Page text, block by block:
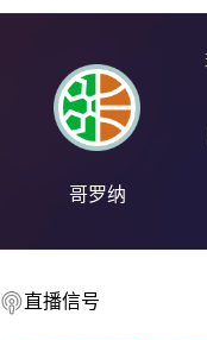
哥罗纳
直播信号